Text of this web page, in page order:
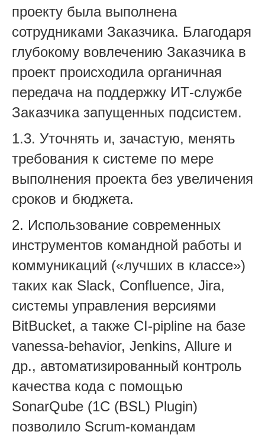
проекту была выполнена
сотрудниками Заказчика. Благодаря
глубокому вовлечению Заказчика в
проект происходила органичная
передача на поддержку ИТ-службе
Заказчика запущенных подсистем.
1.3. Уточнять и, зачастую, менять
требования к системе по мере
выполнения проекта без увеличения
сроков и бюджета.
2. Использование современных
инструментов командной работы и
коммуникаций («лучших в классе»)
таких как Slack, Confluence, Jira,
системы управления версиями
BitBucket, а также CI-pipline на базе
vanessa-behavior, Jenkins, Allure и
др., автоматизированный контроль
качества кода с помощью
SonarQube (1C (BSL) Plugin)
позволило Scrum-командам